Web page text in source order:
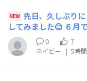
NEW 先日、久しぶり
してみました😊 ６月でもう終売になっていてお店で 会え
ない堅あげ【梅味】
１つです😍 うちから離れた行ったことのない お店にピン
📍たっててビックリ😳 この超猛暑の夏に、もう１つの推
し味 【ゆず塩レモン
0 7
ネイビー | 5時